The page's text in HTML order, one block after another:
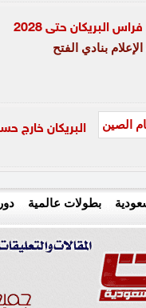
البريكان حتى 2028
الإعلام بنادي الفتح
البريكان خارج
بطولات عالمية